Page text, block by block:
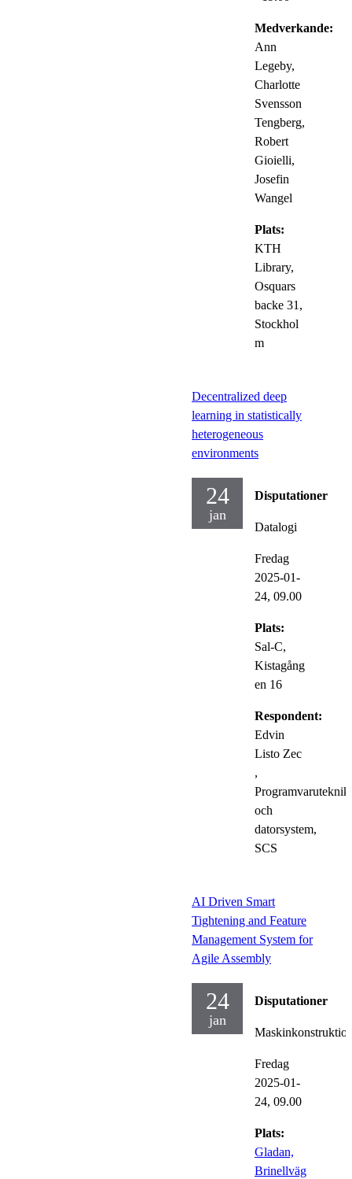
Medverkande:
Ann
Legeby,
Charlotte
Svensson
Tengberg,
Robert
Gioielli,
Josefin
Wangel
Plats:
KTH
Library,
Osquars
backe 31,
Stockhol
m
Decentralized deep
learning in statistically
heterogeneous
environments
24
jan
Disputationer
Datalogi
Fredag
2025-01-
24, 09.00
Plats:
Sal-C,
Kistagång
en 16
Respondent:
Edvin
Listo Zec
,
Programvaruteknik
och
datorsystem,
SCS
AI Driven Smart
Tightening and Feature
Management System for
Agile Assembly
24
jan
Disputationer
Fredag
2025-01-
24, 09.00
Plats:
Gladan,
Brinellväg